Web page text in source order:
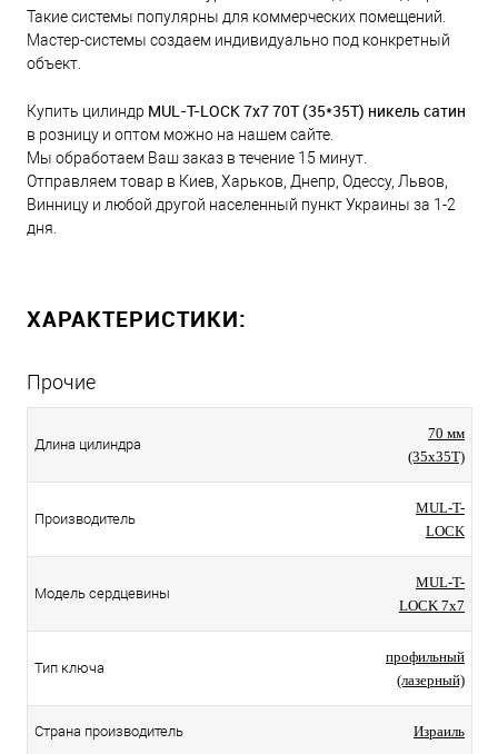
Такие системы популярны для коммерческих помещений.
Мастер-системы создаем индивидуально под конкретный
объект.
Купить цилиндр MUL-T-LOCK 7x7 70Т (35*35T) никель сатин
в розницу и оптом можно на нашем сайте.
Мы обработаем Ваш заказ в течение 15 минут.
Отправляем товар в Киев, Харьков, Днепр, Одессу, Львов,
Винницу и любой другой населенный пункт Украины за 1-2
дня.
ХАРАКТЕРИСТИКИ:
Прочие
Длина цилиндра
70 мм
(35x35T)
Производитель
MUL-T-
LOCK
Модель сердцевины
MUL-T-
LOCK 7x7
Тип ключа
профильный
(лазерный)
Страна производитель Израиль